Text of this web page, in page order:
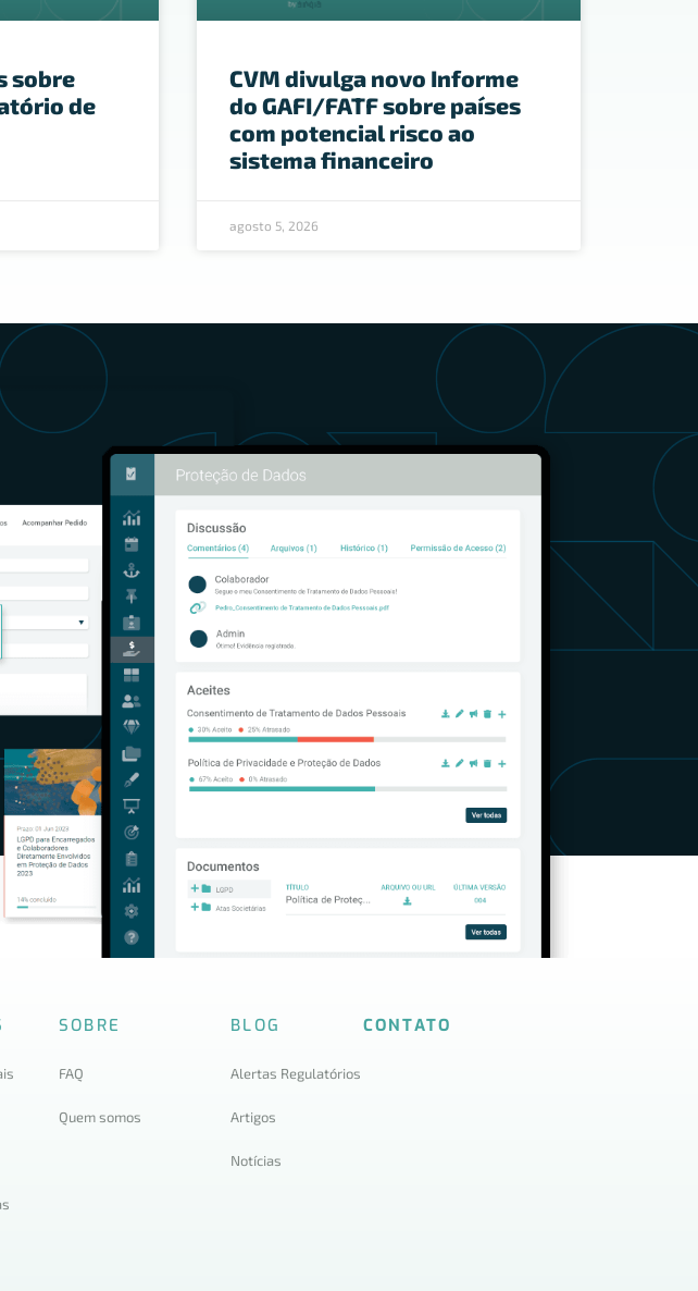
sobre
de
CVM divulga novo Informe
do GAFI/FATF sobre países
com potencial risco ao
sistema financeiro
agosto 5, 2026
SOBRE
FAQ
Quem somos
BLOG
Alertas Regulatórios
Artigos
Notícias
CONTATO